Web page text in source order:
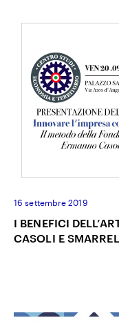
16 settembre 2019
I BENEFICI
CASOLI E